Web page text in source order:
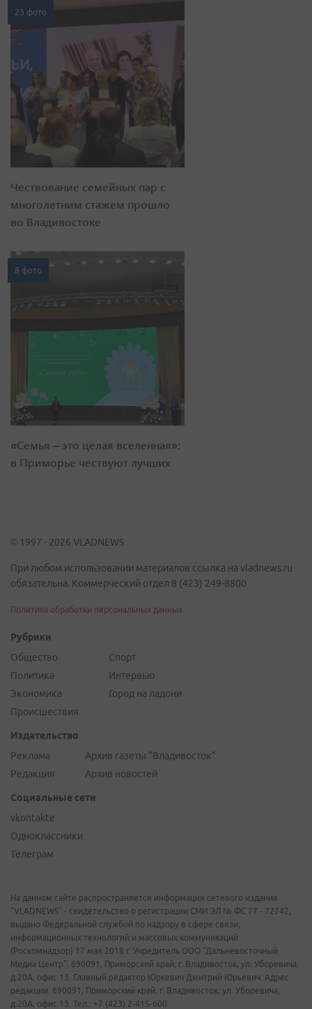
23 фото
Чествование семейных пар с
многолетним стажем прошло
во Владивостоке
8 фото
«Семья – это целая вселенная»:
в Приморье чествуют лучших
© 1997 - 2026 VLADNEWS
При любом использовании материалов ссылка на vladnews.ru
обязательна. Коммерческий отдел 8 (423) 249-8800
Политика обработки персональных данных
Рубрики
Общество
Политика
Экономика
Происшествия
Спорт
Интервью
Город на ладони
Издательство
Реклама
Редакция
Архив газеты "Владивосток"
Архив новостей
Социальные сети
vkontakte
Одноклассники
Телеграм
На данном сайте распространяется информация сетевого издания
"VLADNEWS" - свидетельство о регистрации СМИ ЭЛ № ФС 77 - 72742,
выдано Федеральной службой по надзору в сфере связи,
информационных технологий и массовых коммуникаций
(Роскомнадзор) 17 мая 2018 г. Учредитель ООО "Дальневосточный
Медиа Центр". 690091, Приморский край, г. Владивосток, ул. Уборевича,
д.20А, офис 13. Главный редактор Юркевич Дмитрий Юрьевич. Адрес
редакции: 690091, Приморский край, г. Владивосток, ул. Уборевича,
д.20А, офис 13. Тел.: +7 (423) 2-415-600.